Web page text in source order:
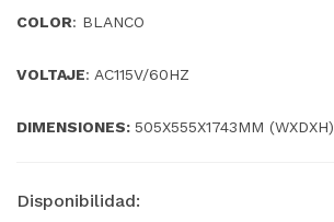
COLOR: BLANCO
VOLTAJE: AC115V/60HZ
DIMENSIONES: 505X555X1743MM (WXDXH)
Disponibilidad: